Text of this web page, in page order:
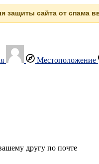
защиты сайта от спама
Местоположение
другу по почте